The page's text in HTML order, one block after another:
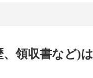
領収書など)は